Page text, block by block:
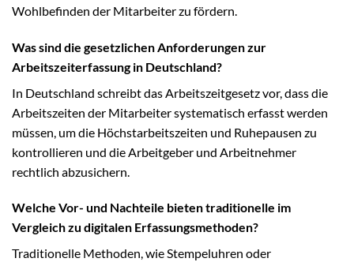
Wohlbefinden der Mitarbeiter zu fördern.
Was sind die gesetzlichen Anforderungen zur
Arbeitszeiterfassung in Deutschland?
In Deutschland schreibt das Arbeitszeitgesetz vor, dass die
Arbeitszeiten der Mitarbeiter systematisch erfasst werden
müssen, um die Höchstarbeitszeiten und Ruhepausen zu
kontrollieren und die Arbeitgeber und Arbeitnehmer
rechtlich abzusichern.
Welche Vor- und Nachteile bieten traditionelle im
Vergleich zu digitalen Erfassungsmethoden?
Traditionelle Methoden, wie Stempeluhren oder